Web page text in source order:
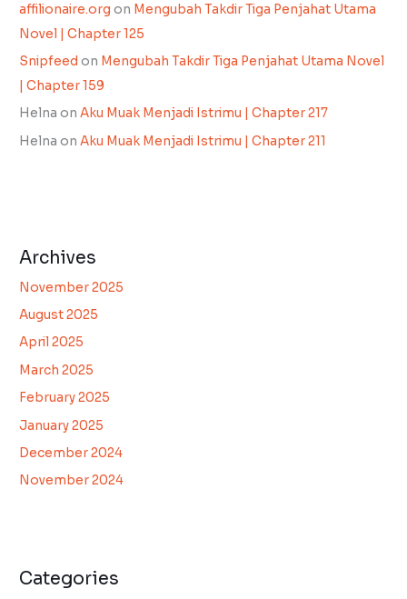
affilionaire.org on Mengubah Takdir Tiga Penjahat Utama
Novel | Chapter 125
Snipfeed on Mengubah Takdir Tiga Penjahat Utama Novel
| Chapter 159
Helna onAku Muak Menjadi Istrimu | Chapter 217
Helna onAku Muak Menjadi Istrimu | Chapter 211
Archives
November 2025
August 2025
April 2025
March 2025
February 2025
January 2025
December 2024
November 2024
Categories